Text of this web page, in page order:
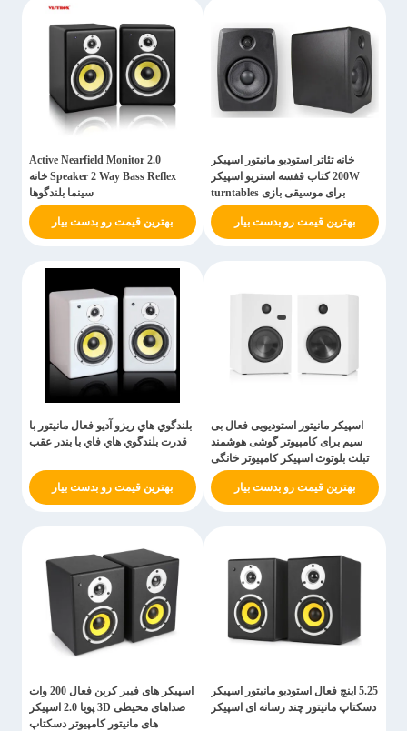
خانه تئاتر استودیو مانیتور اسپیکر
200W کتاب قفسه استریو اسپیکر
برای موسیقی بازی turntables
بهترین قیمت رو بدست بیار
2.0 Active Nearfield Monitor
Speaker 2 Way Bass Reflex خانه
سینما بلندگوها
بهترین قیمت رو بدست بیار
اسپیکر مانیتور استودیویی فعال بی
سیم برای کامپیوتر گوشی هوشمند
تبلت بلوتوث اسپیکر کامپیوتر خانگی
بهترین قیمت رو بدست بیار
بلندگوي هاي ريزو آديو فعال مانيتور با
قدرت بلندگوي هاي فاي با بندر عقب
بهترین قیمت رو بدست بیار
5.25 اینچ فعال استودیو مانیتور اسپیکر
دسکتاپ مانیتور چند رسانه ای اسپیکر
اسپیکر های فیبر کربن فعال 200 وات
صداهای محیطی 3D پویا 2.0 اسپیکر
های مانیتور کامپیوتر دسکتاپ